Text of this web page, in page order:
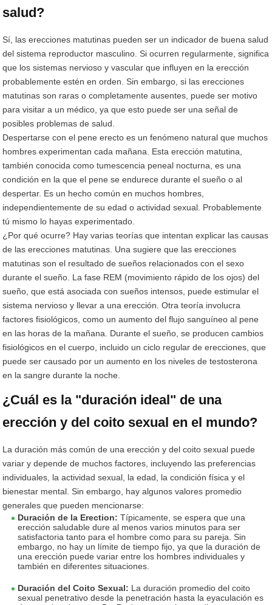
salud?
Sí, las erecciones matutinas pueden ser un indicador de buena salud
del sistema reproductor masculino. Si ocurren regularmente, significa
que los sistemas nervioso y vascular que influyen en la erección
probablemente estén en orden. Sin embargo, si las erecciones
matutinas son raras o completamente ausentes, puede ser motivo
para visitar a un médico, ya que esto puede ser una señal de
posibles problemas de salud.
Despertarse con el pene erecto es un fenómeno natural que muchos
hombres experimentan cada mañana. Esta erección matutina,
también conocida como tumescencia peneal nocturna, es una
condición en la que el pene se endurece durante el sueño o al
despertar. Es un hecho común en muchos hombres,
independientemente de su edad o actividad sexual. Probablemente
tú mismo lo hayas experimentado.
¿Por qué ocurre? Hay varias teorías que intentan explicar las causas
de las erecciones matutinas. Una sugiere que las erecciones
matutinas son el resultado de sueños relacionados con el sexo
durante el sueño. La fase REM (movimiento rápido de los ojos) del
sueño, que está asociada con sueños intensos, puede estimular el
sistema nervioso y llevar a una erección. Otra teoría involucra
factores fisiológicos, como un aumento del flujo sanguíneo al pene
en las horas de la mañana. Durante el sueño, se producen cambios
fisiológicos en el cuerpo, incluido un ciclo regular de erecciones, que
puede ser causado por un aumento en los niveles de testosterona
en la sangre durante la noche.
¿Cuál es la "duración ideal" de una
erección y del coito sexual en el mundo?
La duración más común de una erección y del coito sexual puede
variar y depende de muchos factores, incluyendo las preferencias
individuales, la actividad sexual, la edad, la condición física y el
bienestar mental. Sin embargo, hay algunos valores promedio
generales que pueden mencionarse:
Duración de la Erection:Típicamente, se espera que una
erección saludable dure al menos varios minutos para ser
satisfactoria tanto para el hombre como para su pareja. Sin
embargo, no hay un límite de tiempo fijo, ya que la duración de
una erección puede variar entre los hombres individuales y
también en diferentes situaciones.
Duración del Coito Sexual: La duración promedio del coito
sexual penetrativo desde la penetración hasta la eyaculación es